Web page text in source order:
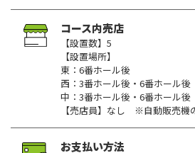
コース内売店
【設置数】5
【設置場所】
東：6番ホール後
西：3番ホール後・6番ホール後
中：3番ホール後・6番ホール後
【売店員】なし ※自動販売機
お支払い方法